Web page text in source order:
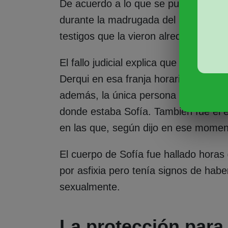
De acuerdo a lo que se pudo
durante la madrugada del lunes 10
testigos que la vieron alrededor de
El fallo judicial explica que el único
Derqui en esa franja horaria, era el
además, la única persona que tenía
donde estaba Sofía. También fue el
en las que, según dijo en ese
El cuerpo de Sofía fue hallado
por asfixia pero tenía signos de
sexualmente.